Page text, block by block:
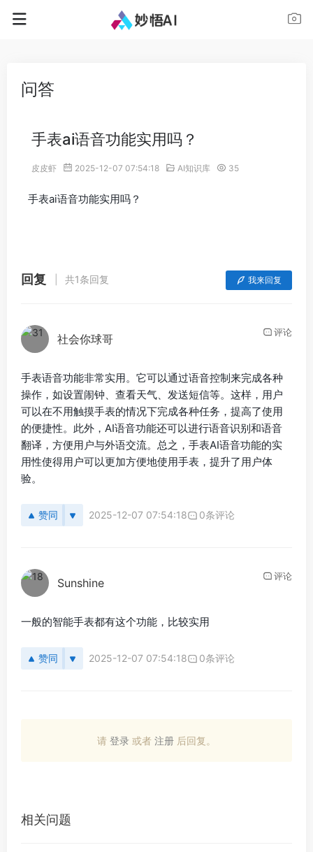
问答
手表ai语音功能实用吗？
皮皮虾 2025-12-07 07:54:18 AI知识库 35
手表ai语音功能实用吗？
回复 共1条回复 我来回复
社会你球哥 评论
手表语音功能非常实用。它可以通过语音控制来完成各种
操作，如设置闹钟、查看天气、发送短信等。这样，用户
可以在不用触摸手表的情况下完成各种任务，提高了使用
的便捷性。此外，AI语音功能还可以进行语音识别和语音
翻译，方便用户与外语交流。总之，手表AI语音功能的实
用性使得用户可以更加方便地使用手表，提升了用户体
验。
赞同 2025-12-07 07:54:18 0条评论
Sunshine 评论
一般的智能手表都有这个功能，比较实用
赞同 2025-12-07 07:54:18 0条评论
请 登录 或者 注册 后回复。
相关问题